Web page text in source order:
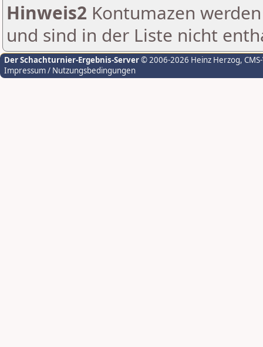
Hinweis2 Kontumazen
und sind in der Liste nicht
Der Schachturnier-Ergebnis-Server© 2006-2026 Heinz Herzog,
Impressum / Nutzungsbedingungen